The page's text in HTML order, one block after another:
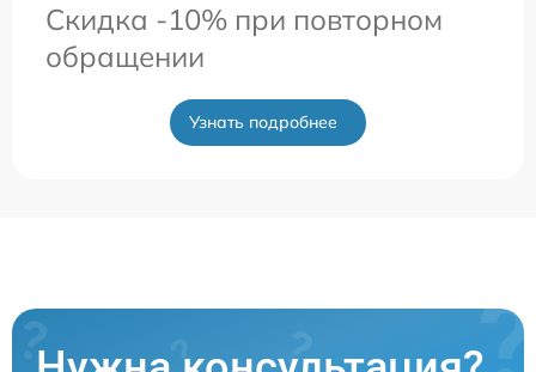
Скидка -10% при повторном
обращении
Узнать подробнее